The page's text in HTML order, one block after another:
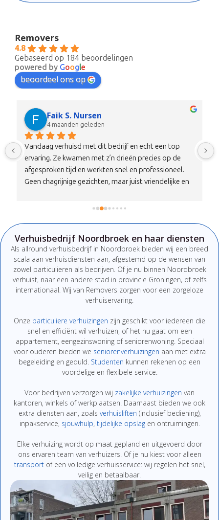
Removers
4.8
Gebaseerd op 184 beoordelingen
powered by Google
beoordeel ons op
Faik S. Nursen
4 maanden geleden
Vandaag verhuisd met dit bedrijf en echt een top
ervaring. Ze kwamen met z’n drieën precies op de
afgesproken tijd en werkten snel en professioneel.
Geen chagrijnige gezichten, maar juist vriendelijke en
zorgvuldig en met aandacht vervoerd, zonder
je hier absoluut goed. Zeker een bedrijf om te
onthouden en aan te bevelen!
Verhuisbedrijf Noordbroek en haar diensten
Als allround verhuisbedrijf in Noordbroek bieden wij een breed
scala aan verhuisdiensten aan, afgestemd op de wensen van
zowel particulieren als bedrijven. Of je nu binnen Noordbroek
verhuist, naar een andere stad in provincie Groningen, of zelfs
internationaal. Wij van Removers zorgen voor een zorgeloze
verhuiservaring.
Onze particuliere verhuizingen zijn geschikt voor iedereen die
snel en efficiënt wil verhuizen, of het nu gaat om een
appartement, eengezinswoning of seniorenwoning. Speciaal
voor ouderen bieden we seniorenverhuizingen aan met extra
begeleiding en geduld. Studenten kunnen rekenen op een
voordelige en flexibele service.
Voor bedrijven verzorgen wij zakelijke verhuizingen van
kantoren, winkels ofwerkplaatsen. Daarnaast bieden we ook
extra diensten aan, zoals verhuisliften (inclusief bediening),
inpakservice, sjouwhulp, tijdelijke opslag en ontruimingen
Elke verhuizing wordt op maat gepland en uitgevoerd door
ons ervaren team van verhuizers. Of je nu kiest voor alleen
transport of een volledige verhuisservice: wij regelen het snel,
veilig en betaalbaar.